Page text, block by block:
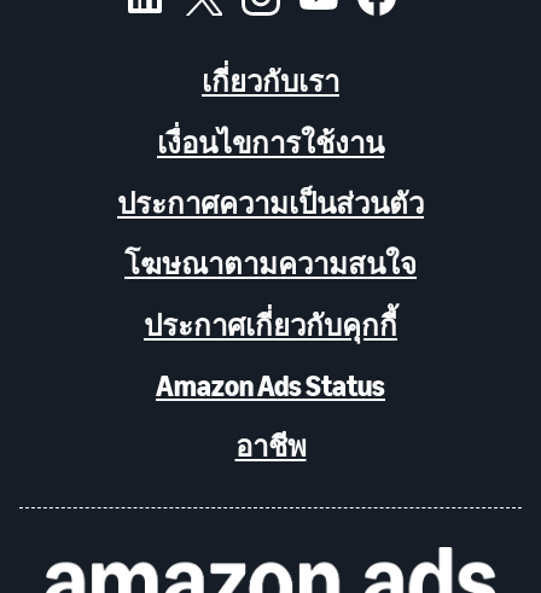
เกี่ยวกับเรา
เงื่อนไขการใช้งาน
ประกาศความเป็นส่วนตัว
โฆษณาตามความสนใจ
ประกาศเกี่ยวกับคุกกี้
Amazon Ads Status
อาชีพ